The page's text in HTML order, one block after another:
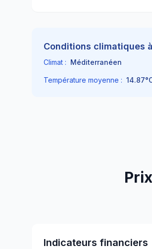
Conditions climatiques à
Climat : Méditerranéen
Température moyenne : 14.87
Indicateurs financiers